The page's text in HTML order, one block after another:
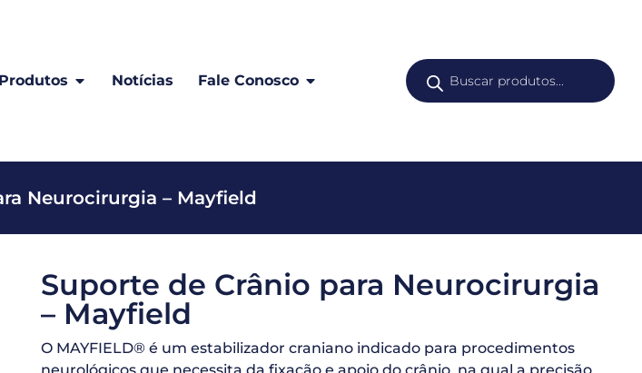
Notícias Fale Conosco
Neurocirurgia – Mayfield
Suporte de Crânio para Neurocirurgia
– Mayfield
O MAYFIELD® é um estabilizador craniano indicado para procedimentos